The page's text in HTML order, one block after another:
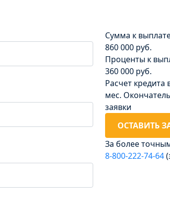
Сумма к
860 000 руб.
Проценты к
360 000 руб.
Расчет
мес.
заявки
ОСТАВИТЬ
За более
8‑800‑222‑74‑64